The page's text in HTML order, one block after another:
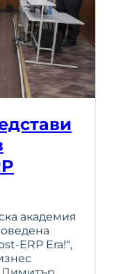
академия
ERP Era!“,